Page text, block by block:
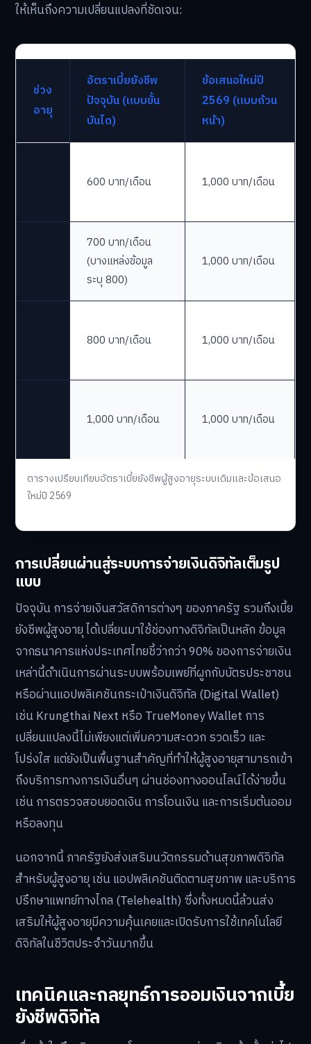
ให้เห็นถึงความเปลี่ยนแปลงที่ชัดเจน:
ตารางเปรียบเทียบอัตราเบี้ยยังชีพผู้สูงอายุระบบเดิมและข้อเสนอ
ใหม่ปี 2569
ช่วง
อายุ
อัตราเบี้ยยังชีพ
ปัจจุบัน (แบบขั้น
บันได)
ข้อเสนอใหม่ปี
2569 (แบบถ้วน
หน้า)
600 บาท/เดือน 1,000 บาท/เดือน
700 บาท/เดือน
(บางแหล่งข้อมูล
ระบุ 800)
1,000 บาท/เดือน
800 บาท/เดือน 1,000 บาท/เดือน
1,000 บาท/เดือน 1,000 บาท/เดือน
การเปลี่ยนผ่านสู่ระบบการจ่ายเงินดิจิทัลเต็มรูป
แบบ
ปัจจุบัน การจ่ายเงินสวัสดิการต่างๆ ของภาครัฐ รวมถึงเบี้ย
ยังชีพผู้สูงอายุ ได้เปลี่ยนมาใช้ช่องทางดิจิทัลเป็นหลัก ข้อมูล
จากธนาคารแห่งประเทศไทยชี้ว่ากว่า 90% ของการจ่ายเงิน
เหล่านี้ดำเนินการผ่านระบบพร้อมเพย์ที่ผูกกับบัตรประชาชน
หรือผ่านแอปพลิเคชันกระเป๋าเงินดิจิทัล (Digital Wallet)
เช่น Krungthai Next หรือ TrueMoney Wallet การ
เปลี่ยนแปลงนี้ไม่เพียงแต่เพิ่มความสะดวก รวดเร็ว และ
โปร่งใส แต่ยังเป็นพื้นฐานสำคัญที่ทำให้ผู้สูงอายุสามารถเข้า
ถึงบริการทางการเงินอื่นๆ ผ่านช่องทางออนไลน์ได้ง่ายขึ้น
เช่น การตรวจสอบยอดเงิน การโอนเงิน และการเริ่มต้นออม
หรือลงทุน
นอกจากนี้ ภาครัฐยังส่งเสริมนวัตกรรมด้านสุขภาพดิจิทัล
สำหรับผู้สูงอายุ เช่น แอปพลิเคชันติดตามสุขภาพ และบริการ
ปรึกษาแพทย์ทางไกล (Telehealth) ซึ่งทั้งหมดนี้ล้วนส่ง
เสริมให้ผู้สูงอายุมีความคุ้นเคยและเปิดรับการใช้เทคโนโลยี
ดิจิทัลในชีวิตประจำวันมากขึ้น
เทคนิคและกลยุทธ์การออมเงินจากเบี้ย
ยังชีพดิจิทัล